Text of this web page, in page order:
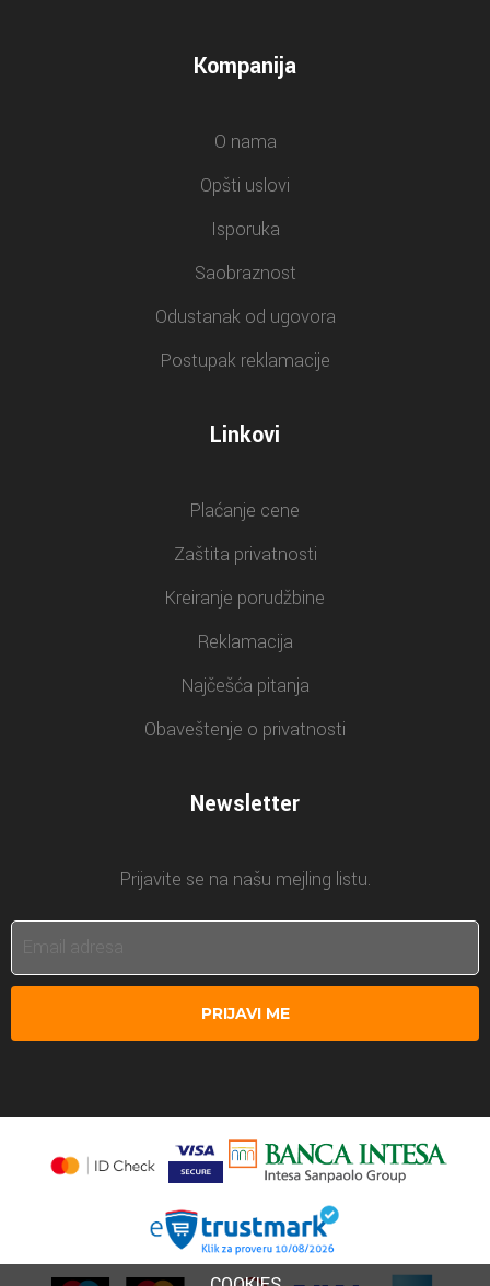
Kompanija
O nama
Opšti uslovi
Isporuka
Saobraznost
Odustanak od ugovora
Postupak reklamacije
Linkovi
Plaćanje cene
Zaštita privatnosti
Kreiranje porudžbine
Reklamacija
Najčešća pitanja
Obaveštenje o privatnosti
Newsletter
Prijavite se na našu mejling listu.
PRIJAVI ME